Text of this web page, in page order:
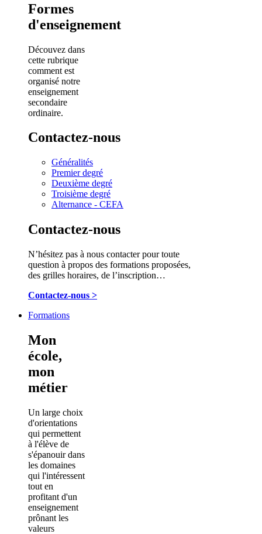
Formes
d'enseignement
Découvez dans
cette rubrique
comment est
organisé notre
enseignement
secondaire
ordinaire.
Contactez-nous
Généralités
Premier degré
Deuxième degré
Troisième degré
Alternance - CEFA
Contactez-nous
N’hésitez pas à nous contacter pour toute
question à propos des formations proposées,
des grilles horaires, de l’inscription…
Contactez-nous >
Formations
Mon
école,
mon
métier
Un large choix
d'orientations
qui permettent
à l'élève de
s'épanouir dans
les domaines
qui l'intéressent
tout en
profitant d'un
enseignement
prônant les
valeurs